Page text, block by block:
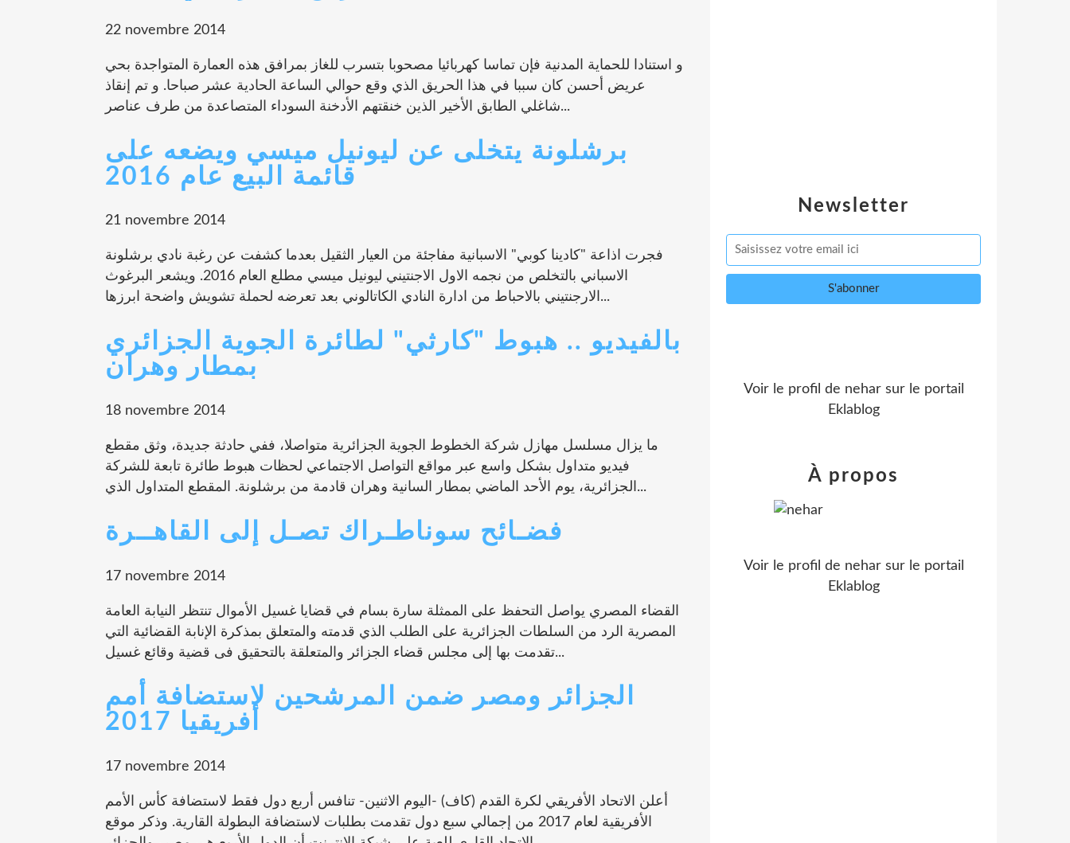
22 novembre 2014
و استنادا للحماية المدنية فإن تماسا كهربائيا مصحوبا بتسرب للغاز بمرافق هذه العمارة المتواجدة بحي
عريض أحسن كان سببا في هذا الحريق الذي وقع حوالي الساعة الحادية عشر صباحا. و تم إنقاذ
شاغلي الطابق الأخير الذين خنقتهم الأدخنة السوداء المتصاعدة من طرف عناصر...
برشلونة يتخلى عن ليونيل ميسي ويضعه على
قائمة البيع عام 2016
21 novembre 2014
فجرت اذاعة "كادينا كوبي" الاسبانية مفاجئة من العيار الثقيل بعدما كشفت عن رغبة نادي برشلونة
الاسباني بالتخلص من نجمه الاول الاجنتيني ليونيل ميسي مطلع العام 2016. ويشعر البرغوث
الارجنتيني بالاحباط من ادارة النادي الكاتالوني بعد تعرضه لحملة تشويش واضحة ابرزها...
بالفيديو .. هبوط "كارثي" لطائرة الجوية الجزائري
بمطار وهران
18 novembre 2014
ما يزال مسلسل مهازل شركة الخطوط الجوية الجزائرية متواصلا، ففي حادثة جديدة، وثق مقطع
فيديو متداول بشكل واسع عبر مواقع التواصل الاجتماعي لحظات هبوط طائرة تابعة للشركة
الجزائرية، يوم الأحد الماضي بمطار السانية وهران قادمة من برشلونة. المقطع المتداول الذي...
فضـائح سوناطـراك تصـل إلى القاهــرة
17 novembre 2014
القضاء المصري يواصل التحفظ على الممثلة سارة بسام في قضايا غسيل الأموال تنتظر النيابة العامة
المصرية الرد من السلطات الجزائرية على الطلب الذي قدمته والمتعلق بمذكرة الإنابة القضائية التي
تقدمت بها إلى مجلس قضاء الجزائر والمتعلقة بالتحقيق فى قضية وقائع غسيل...
الجزائر ومصر ضمن المرشحين لاستضافة أمم
أفريقيا 2017
17 novembre 2014
أعلن الاتحاد الأفريقي لكرة القدم (كاف) -اليوم الاثنين- تنافس أربع دول فقط لاستضافة كأس الأمم
الأفريقية لعام 2017 من إجمالي سبع دول تقدمت بطلبات لاستضافة البطولة القارية. وذكر موقع
Newsletter
Voir le profil de neharsur le portail
Eklablog
À propos
Voir le profil de neharsur le portail
Eklablog